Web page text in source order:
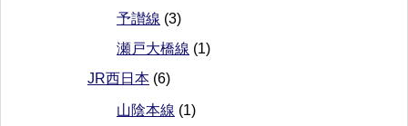
予讃線 (3)
瀬戸大橋線 (1)
JR西日本 (6)
山陰本線 (1)